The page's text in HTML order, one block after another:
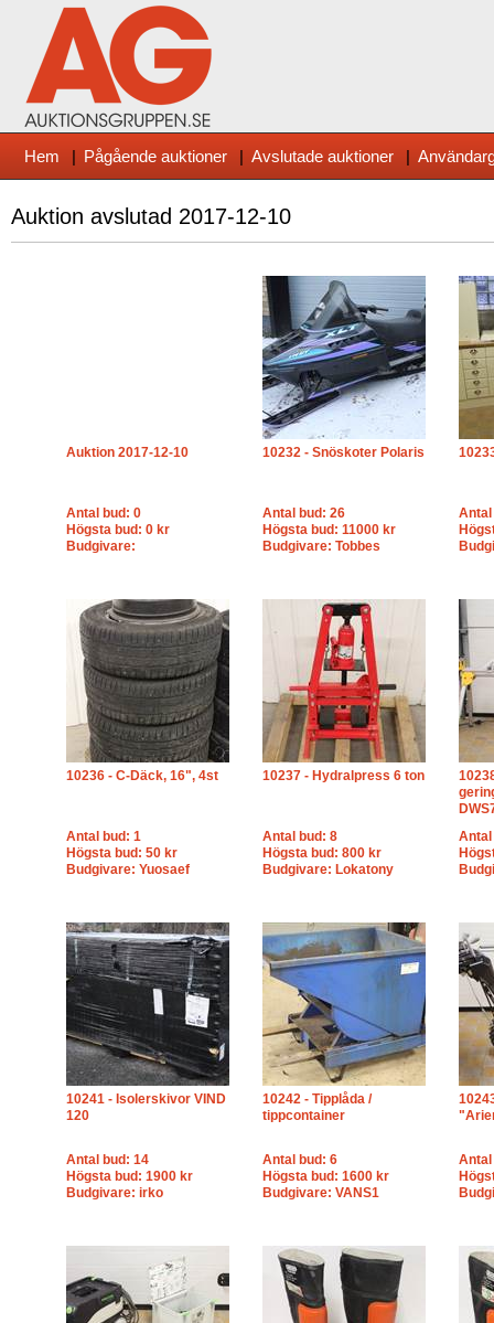
Hem | Pågående auktioner | Avslutade auktioner |
Auktion avslutad 2017-12-10
Auktion 2017-12-10
Antal bud: 0
Högsta bud: 0 kr
Budgivare:
10232 - Snöskoter Polaris
Antal bud: 26
Högsta bud: 11000 kr
Budgivare: Tobbes
Antal
10236 - C-Däck, 16", 4st
Antal bud: 1
Högsta bud: 50 kr
Budgivare: Yuosaef
10237 - Hydralpress 6 ton
Antal bud: 8
Högsta bud: 800 kr
Budgivare: Lokatony
Antal
10241 - Isolerskivor VIND
120
Antal bud: 14
Högsta bud: 1900 kr
Budgivare: irko
10242 - Tipplåda /
tippcontainer
Antal bud: 6
Högsta bud: 1600 kr
Budgivare: VANS1
Antal